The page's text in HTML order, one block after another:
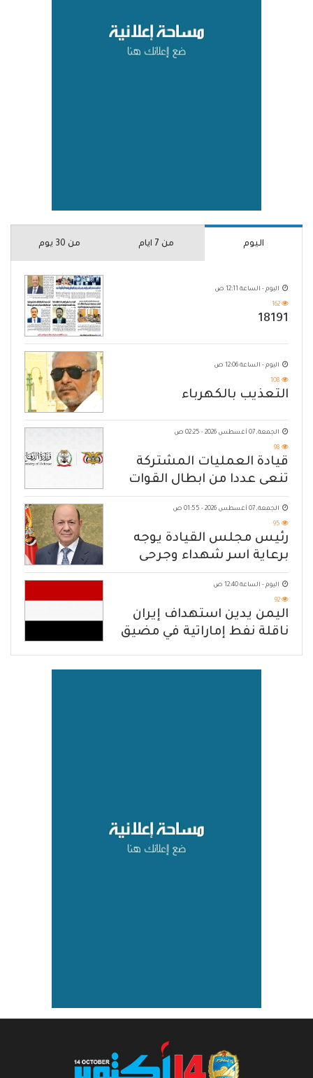
اليوم من 7 ايام من 30 يوم
اليوم - الساعة 12:11 ص
162
18191
اليوم - الساعة 12:06 ص
108
التعذيب بالكهرباء
الجمعة, 07 أغسطس 2026 - 02:25 ص
98
قيادة العمليات المشتركة
تنعى عددا من ابطال القوات
المسلحة
الجمعة, 07 أغسطس 2026 - 01:55 ص
95
رئيس مجلس القيادة يوجه
برعاية اسر شهداء وجرحى
الهجوم الإرهابي الحوثي والرد
الحازم على مصدر التهديد
اليوم - الساعة 12:40 ص
92
اليمن يدين استهداف إيران
ناقلة نفط إماراتية في مضيق